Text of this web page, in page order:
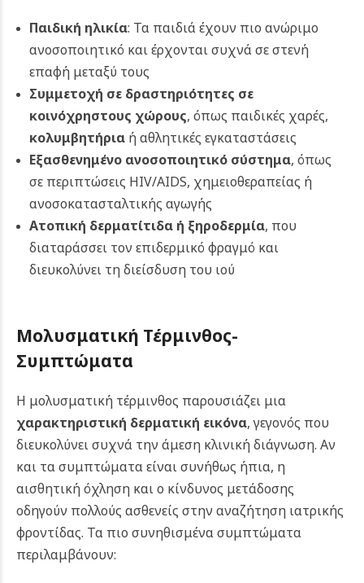
Παιδική ηλικία: Τα παιδιά έχουν πιο ανώριμο
ανοσοποιητικό και έρχονται συχνά σε στενή
επαφή μεταξύ τους
Συμμετοχή σε δραστηριότητες σε
κοινόχρηστους χώρους, όπως παιδικές χαρές,
κολυμβητήρια ή αθλητικές εγκαταστάσεις
Εξασθενημένο ανοσοποιητικό σύστημα, όπως
σε περιπτώσεις HIV/AIDS, χημειοθεραπείας ή
ανοσοκατασταλτικής αγωγής
Ατοπική δερματίτιδαή ξηροδερμία, που
διαταράσσει τον επιδερμικό φραγμό και
διευκολύνει τη διείσδυση του ιού
Μολυσματική Τέρμινθος-
Συμπτώματα
Η μολυσματική τέρμινθος παρουσιάζει μια
χαρακτηριστική δερματική εικόνα, γεγονός που
διευκολύνει συχνά την άμεση κλινική διάγνωση. Αν
και τα συμπτώματα είναι συνήθως ήπια, η
αισθητική όχληση και ο κίνδυνος μετάδοσης
οδηγούν πολλούς ασθενείς στην αναζήτηση ιατρικής
φροντίδας. Τα πιο συνηθισμένα συμπτώματα
περιλαμβάνουν: